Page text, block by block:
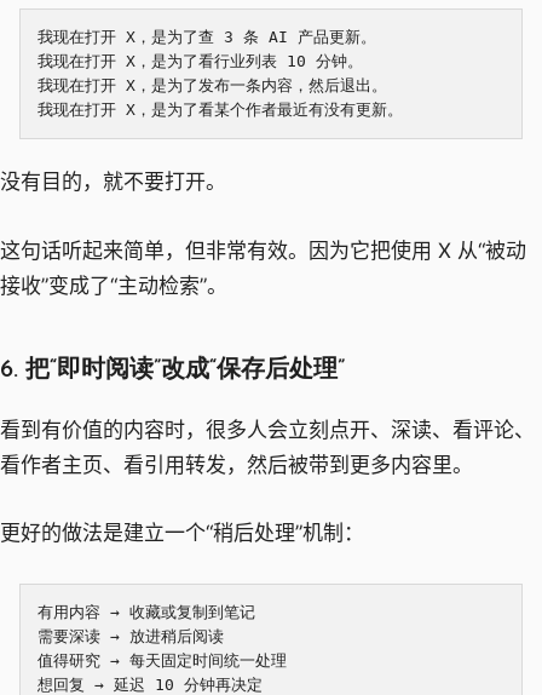
我现在打开 X，是为了查 3 条 AI 产品更新。
我现在打开 X，是为了看行业列表 10 分钟。
我现在打开 X，是为了发布一条内容，然后退出。
没有目的，就不要打开。
这句话听起来简单，但非常有效。因为它把使用 X 从“被动
接收”变成了“主动检索”。
6. 把“即时阅读”改成“保存后处理”
看到有价值的内容时，很多人会立刻点开、深读、看评论、
看作者主页、看引用转发，然后被带到更多内容里。
更好的做法是建立一个“稍后处理”机制：
有用内容 → 收藏或复制到笔记
需要深读 → 放进稍后阅读
值得研究 → 每天固定时间统一处理
想回复 → 延迟 10 分钟再决定